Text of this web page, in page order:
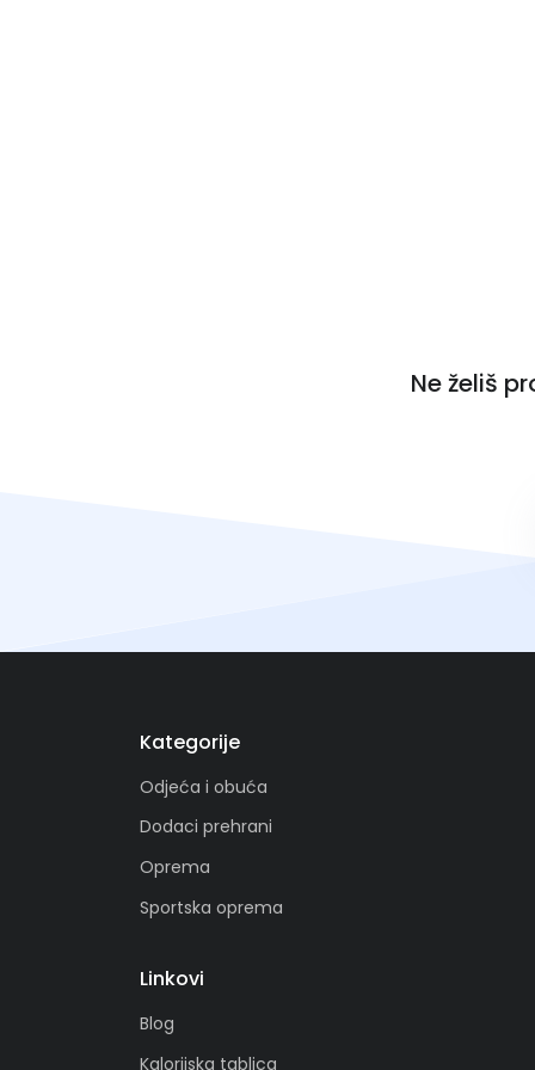
Ne želiš
Kategorije
Odjeća i obuća
Dodaci prehrani
Oprema
Sportska oprema
Linkovi
Blog
Kalorijska tablica